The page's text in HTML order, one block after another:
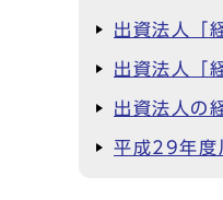
出資法人「
出資法人「
出資法人の
平成29年度